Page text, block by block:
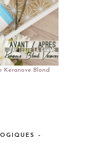
Keranove Blond
–